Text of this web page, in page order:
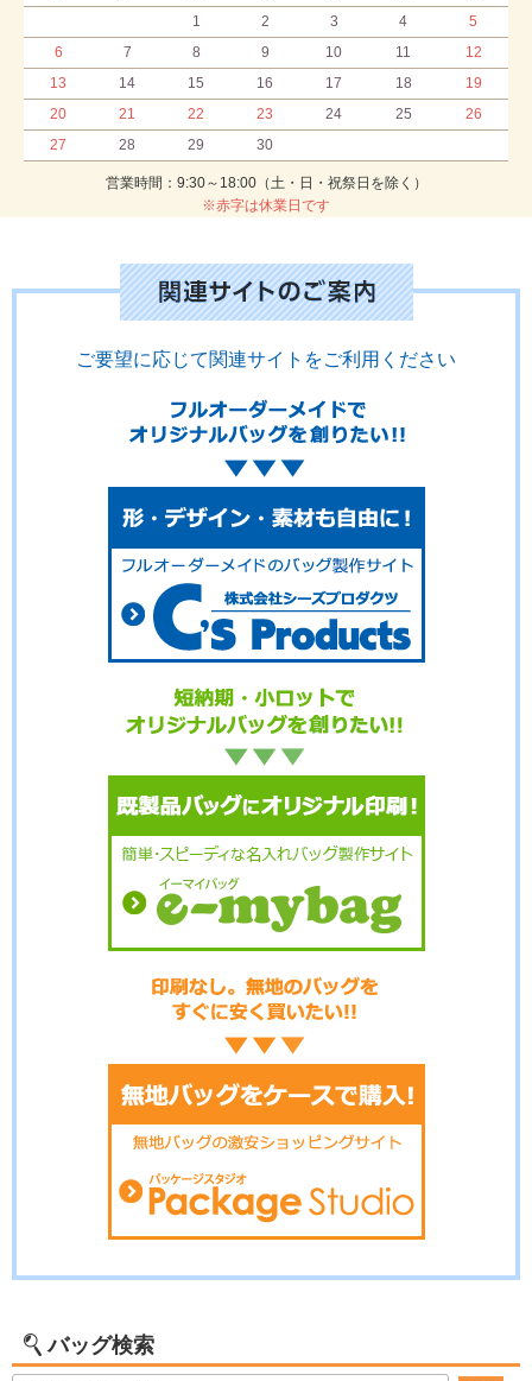
1
2 3 4
5
6
7 8 9 10 11
12
13
14 15 16 17 18
19
20
21 22 23 24 25
26
27
28 29 30
営業時間：9:30～18:00（土・日・祝祭日を除く）
※赤字は休業日です
ご要望に応じて関連サイトをご利用ください
バッグ検索